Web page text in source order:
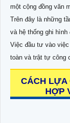
một cộng đồng văn
Trên đây là những
và hệ thống ghi hình
Việc đầu tư vào
toàn và trật tự công
CÁCH LỰA
HỢP